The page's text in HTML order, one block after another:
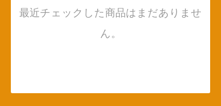
最近チェックした商品はまだありませ
ん。